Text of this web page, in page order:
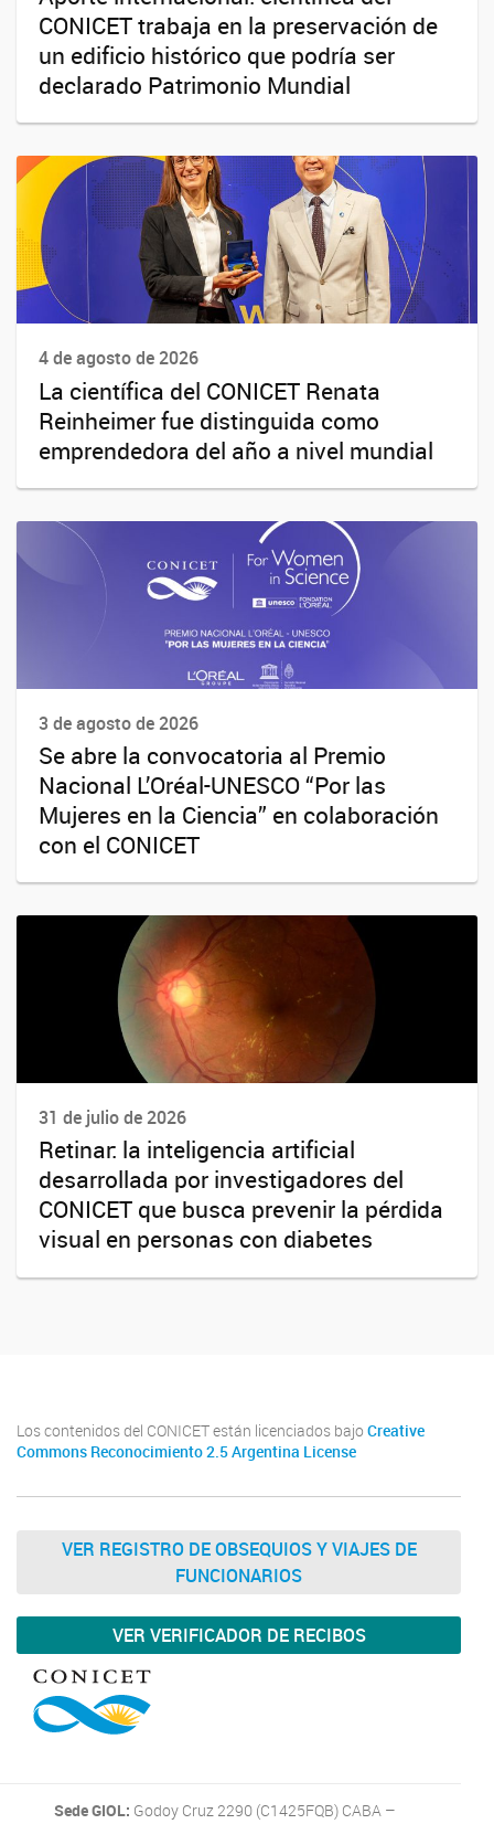
CONICET trabaja en la preservación de
un edificio histórico que podría ser
declarado Patrimonio Mundial
4 de agosto de 2026
La científica del CONICET Renata
Reinheimer fue distinguida como
emprendedora del año a nivel mundial
3 de agosto de 2026
Se abre la convocatoria al Premio
Nacional L’Oréal-UNESCO “Por las
Mujeres en la Ciencia” en colaboración
con el CONICET
31 de julio de 2026
Retinar: la inteligencia artificial
desarrollada por investigadores del
CONICET que busca prevenir la pérdida
visual en personas con diabetes
Los contenidos del CONICET están licenciados bajo Creative
Commons Reconocimiento 2.5 Argentina License
VER REGISTRO DE OBSEQUIOS Y VIAJES DE
FUNCIONARIOS
VER VERIFICADOR DE RECIBOS
Sede GIOL: Godoy Cruz 2290 (C1425FQB) CABA –